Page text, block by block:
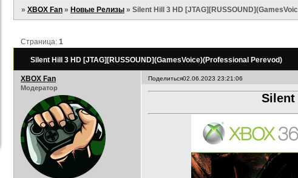
»XBOX Fan »Новые Релизы »Silent Hill 3 HD
Silent Hill 3 HD [JTAG][RUSSOUND](GamesVoice)(Professional Perevod)
Страница:1
Поделиться02.06.2023 23:21:06
XBOX Fan
Модератор
Silent